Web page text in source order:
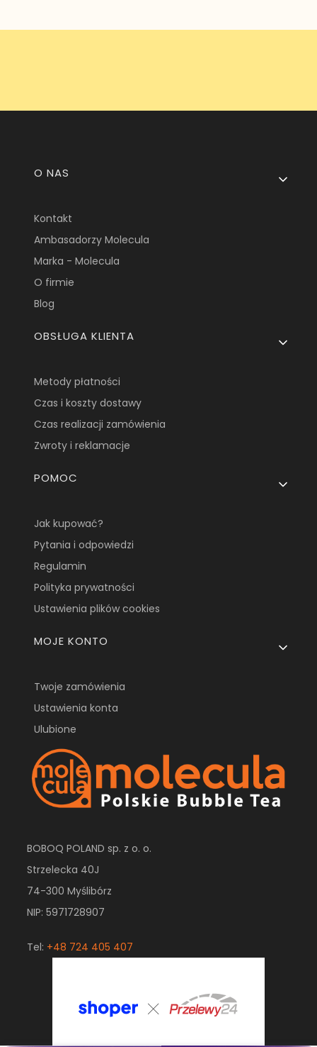
Linki w stopce
O NAS
Kontakt
Ambasadorzy Molecula
Marka - Molecula
O firmie
Blog
OBSŁUGA KLIENTA
Metody płatności
Czas i koszty dostawy
Czas realizacji zamówienia
Zwroty i reklamacje
POMOC
Jak kupować?
Pytania i odpowiedzi
Regulamin
Polityka prywatności
Ustawienia plików cookies
MOJE KONTO
Twoje zamówienia
Ustawienia konta
Ulubione
BOBOQ POLAND sp. z o. o.
Strzelecka 40J
74-300 Myślibórz
NIP: 5971728907
Tel: +48 724 405 407